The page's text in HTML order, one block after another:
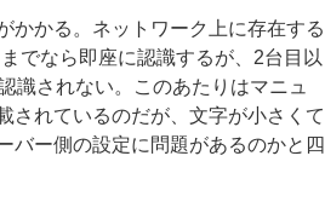
かる。ネットワーク上に存在する
でなら即座に認識するが、2台目以
識されない。このあたりはマニュ
されているのだが、文字が小さくて
バー側の設定に問題があるのかと四